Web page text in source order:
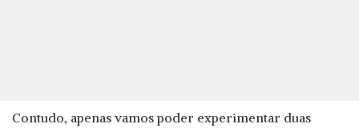
Contudo, apenas vamos poder experimentar duas